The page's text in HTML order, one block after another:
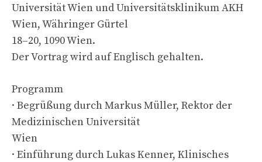
Universität Wien und Universitätsklinikum AKH
Wien, Währinger Gürtel
18–20, 1090 Wien.
Der Vortrag wird auf Englisch gehalten.
Programm
· Begrüßung durch Markus Müller, Rektor der
Medizinischen Universität
Wien
· Einführung durch Lukas Kenner, Klinisches